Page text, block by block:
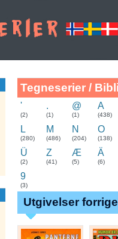
Tegneserier /
'
(2)
.
(1)
@
(1)
A
(438)
L
(280)
M
(486)
N
(204)
O
(138)
Ü
(2)
Z
(41)
Æ
(5)
Ä
(6)
9
(3)
Utgivelser